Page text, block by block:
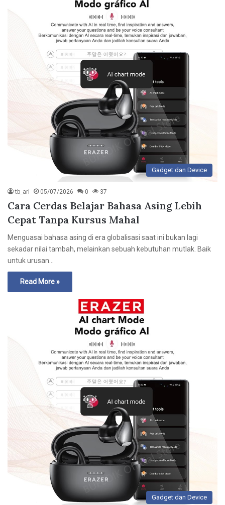
Gadget dan Device
tb_ari 05/07/2026 0 37
Cara Cerdas Belajar Bahasa Asing Lebih
Cepat Tanpa Kursus Mahal
Menguasai bahasa asing di era globalisasi saat ini bukan lagi
sekadar nilai tambah, melainkan sebuah kebutuhan mutlak. Baik
untuk urusan…
Read More »
Gadget dan Device